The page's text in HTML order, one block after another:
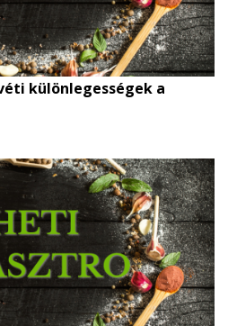
különlegességek a